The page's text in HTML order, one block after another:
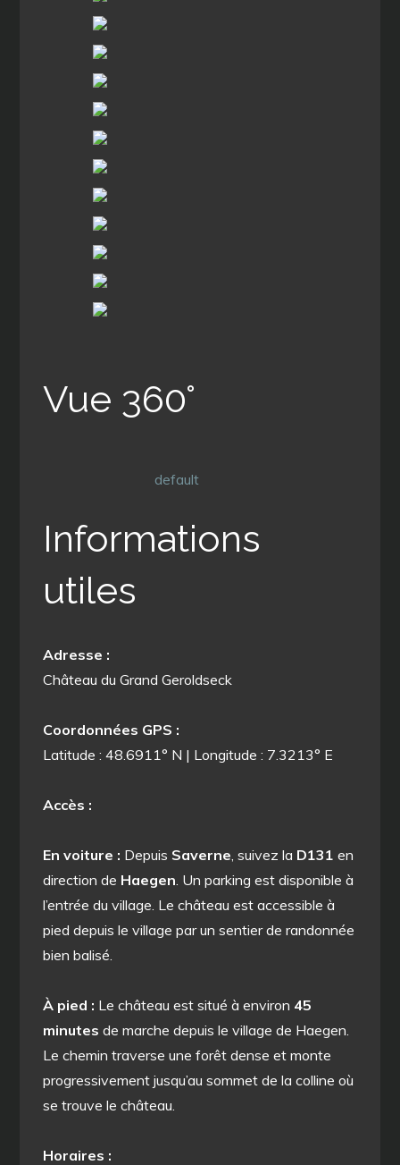
Vue 360°
default
Informations
utiles
Adresse :
Château du Grand Geroldseck
Coordonnées GPS :
Latitude : 48.6911° N | Longitude : 7.3213° E
Accès :
En voiture : Depuis Saverne, suivez la D131 en
direction de Haegen. Un parking est disponible à
l’entrée du village. Le château est accessible à
pied depuis le village par un sentier de randonnée
bien balisé.
À pied : Le château est situé à environ 45
minutes de marche depuis le village de Haegen.
Le chemin traverse une forêt dense et monte
progressivement jusqu’au sommet de la colline où
se trouve le château.
Horaires :